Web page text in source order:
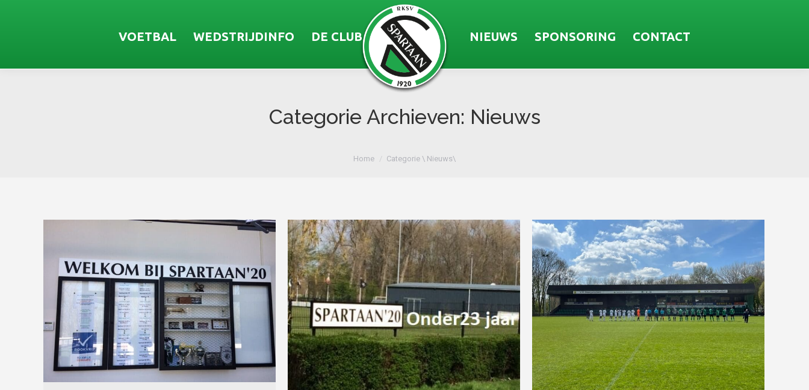
VOETBAL WEDSTRIJDINFO DE CLUB NIEUWS SPONSORING CONTACT
Categorie Archieven: Nieuws
Je bent hier:
Home Categorie \ Nieuws\